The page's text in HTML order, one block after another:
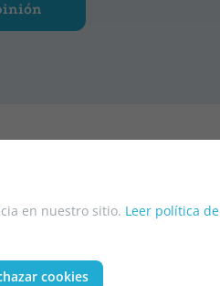
en nuestro sitio. Leer política de
cookies